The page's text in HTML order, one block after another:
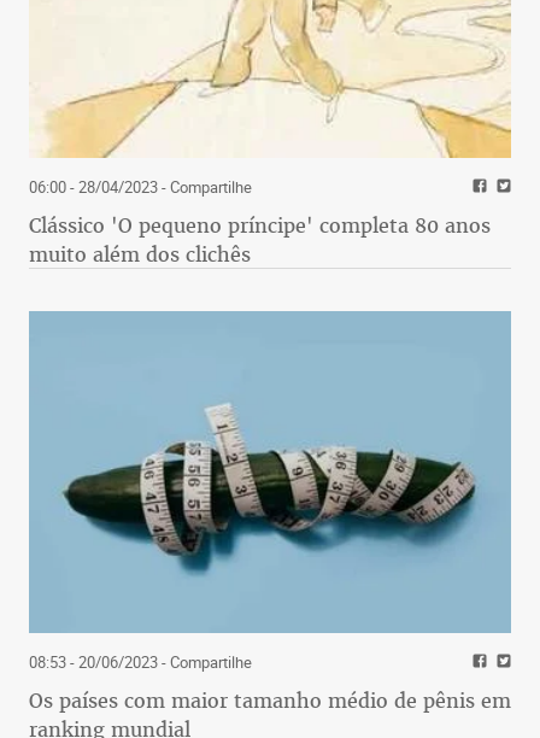
06:00 - 28/04/2023- Compartilhe
Clássico 'O pequeno príncipe' completa 80 anos
muito além dos clichês
08:53 - 20/06/2023- Compartilhe
Os países com maior tamanho médio de pênis em
ranking mundial